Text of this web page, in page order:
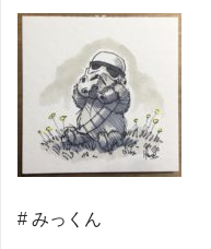
# みっくん